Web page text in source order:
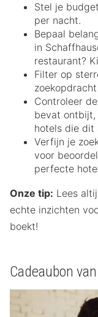
Stel je
per nacht.
Bepaal
in
restaurant?
Filter op
Controleer
bevat ontbijt,
hotels die dit
Verfijn je
voor
perfecte
Onze tip: Lees
echte inzichten
boekt!
Cadeaubon